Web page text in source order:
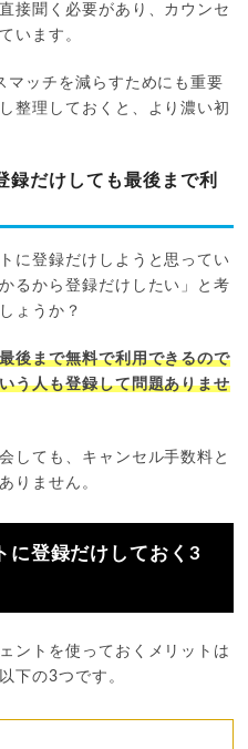
接聞く必要があり、カウンセ
います。
マッチを減らすためにも重要
整理しておくと、より濃い初
録だけしても最後まで利
に登録だけしようと思ってい
るから登録だけしたい」と考
ょうか？
最後まで無料で利用できるので
う人も登録して問題ありませ
しても、キャンセル手数料と
りません。
に登録だけしておく3
ントを使っておくメリットは
下の3つです。